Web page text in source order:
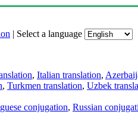
| Select a language
, Italian translation,
, Turkmen translation, Uzbek
conjugation, Russian